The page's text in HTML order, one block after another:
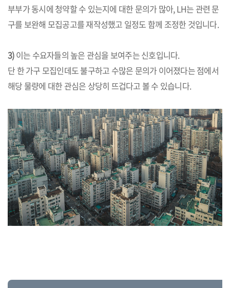
부부가 동시에 청약할 수 있는지에 대한 문의가 많아, LH는 관련 문
구를 보완해 모집공고를 재작성했고 일정도 함께 조정한 것입니다.
3)이는 수요자들의 높은 관심을 보여주는 신호입니다.
단 한 가구 모집인데도 불구하고 수많은 문의가 이어졌다는 점에서
해당 물량에 대한 관심은 상당히 뜨겁다고 볼 수 있습니다.